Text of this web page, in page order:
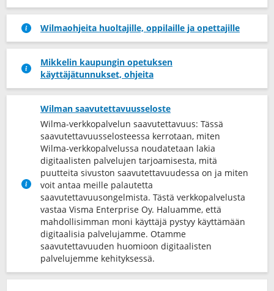
Wilmaohjeita huoltajille, oppilaille ja opettajille
Mikkelin kaupungin opetuksen
käyttäjätunnukset, ohjeita
Wilman saavutettavuusseloste
Wilma-verkkopalvelun saavutettavuus: Tässä
saavutettavuusselosteessa kerrotaan, miten
Wilma-verkkopalvelussa noudatetaan lakia
digitaalisten palvelujen tarjoamisesta, mitä
puutteita sivuston saavutettavuudessa on ja miten
voit antaa meille palautetta
saavutettavuusongelmista. Tästä verkkopalvelusta
vastaa Visma Enterprise Oy. Haluamme, että
mahdollisimman moni käyttäjä pystyy käyttämään
digitaalisia palvelujamme. Otamme
saavutettavuuden huomioon digitaalisten
palvelujemme kehityksessä.